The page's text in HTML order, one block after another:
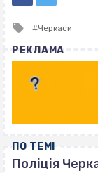
Tagged
Черкаси
РЕКЛАМА
ПО ТЕМІ
Поліція